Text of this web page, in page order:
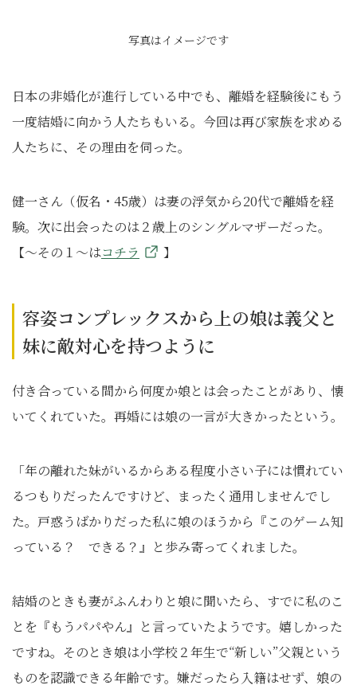
写真はイメージです
日本の非婚化が進行している中でも、離婚を経験後にもう
一度結婚に向かう人たちもいる。今回は再び家族を求める
人たちに、その理由を伺った。
健一さん（仮名・45歳）は妻の浮気から20代で離婚を経
験。次に出会ったのは２歳上のシングルマザーだった。
【～その１～はコチラ 】
容姿コンプレックスから上の娘は義父と
妹に敵対心を持つように
付き合っている間から何度か娘とは会ったことがあり、懐
いてくれていた。再婚には娘の一言が大きかったという。
「年の離れた妹がいるからある程度小さい子には慣れてい
るつもりだったんですけど、まったく通用しませんでし
た。戸惑うばかりだった私に娘のほうから『このゲーム知
っている？ できる？』と歩み寄ってくれました。
結婚のときも妻がふんわりと娘に聞いたら、すでに私のこ
とを『もうパパやん』と言っていたようです。嬉しかった
ですね。そのとき娘は小学校２年生で“新しい”父親という
ものを認識できる年齢です。嫌だったら入籍はせず、娘の